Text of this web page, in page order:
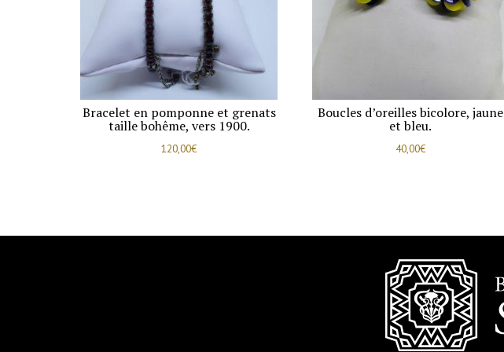
Bracelet en pomponne et grenats
taille bohême, vers 1900.
120,00€
Boucles d’oreilles bicolore, jaune
et bleu.
40,00€